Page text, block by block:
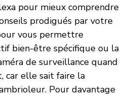
pour mieux comprendre
prodigués par votre
vous permettre
bien-être spécifique ou la
de surveillance quand
car elle sait faire la
Pour davantage